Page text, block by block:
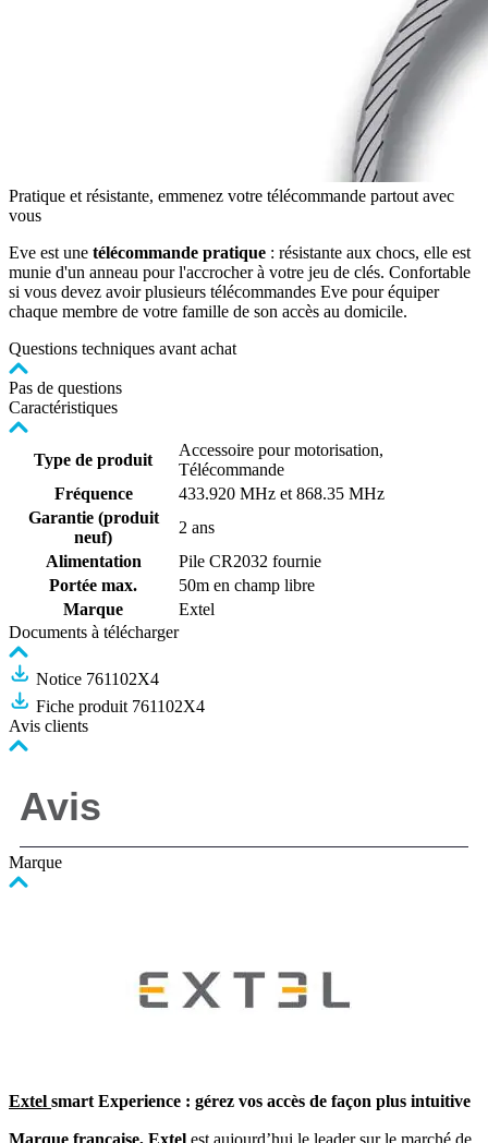
Pratique et résistante, emmenez votre télécommande partout avec
vous
Eve est une télécommande pratique : résistante aux chocs, elle est
munie d'un anneau pour l'accrocher à votre jeu de clés. Confortable
si vous devez avoir plusieurs télécommandes Eve pour équiper
chaque membre de votre famille de son accès au domicile.
Questions techniques avant achat
Pas de questions
Caractéristiques
Type de produit
Accessoire pour motorisation,
Télécommande
Fréquence
433.920 MHz et 868.35 MHz
Garantie (produit
neuf)
2 ans
Alimentation
Pile CR2032 fournie
Portée max.
50m en champ libre
Marque
Extel
Documents à télécharger
Notice 761102X4
Fiche produit 761102X4
Avis clients
Marque
Extel smart Experience : gérez vos accès de façon plus intuitive